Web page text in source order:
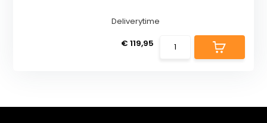
Deliverytime
€ 119,95